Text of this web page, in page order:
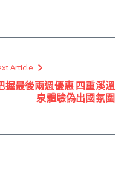
Article
握最後兩週優惠 四重溪溫
泉體驗偽出國氛圍